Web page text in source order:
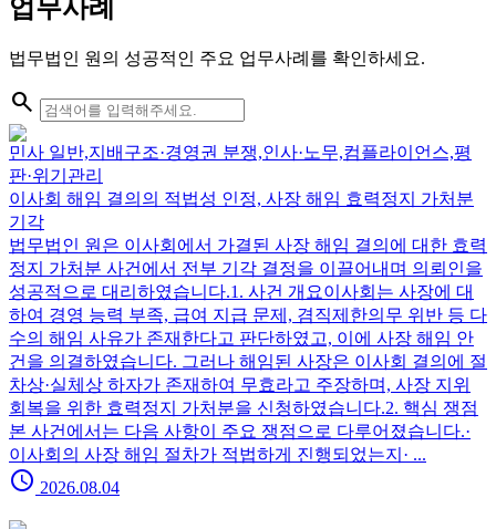
업무사례
법무법인 원의 성공적인 주요 업무사례를 확인하세요.
search
민사 일반,지배구조·경영권 분쟁,인사·노무,컴플라이언스,평
판·위기관리
이사회 해임 결의의 적법성 인정, 사장 해임 효력정지 가처분
기각
법무법인 원은 이사회에서 가결된 사장 해임 결의에 대한 효력
정지 가처분 사건에서 전부 기각 결정을 이끌어내며 의뢰인을
성공적으로 대리하였습니다.1. 사건 개요이사회는 사장에 대
하여 경영 능력 부족, 급여 지급 문제, 겸직제한의무 위반 등 다
수의 해임 사유가 존재한다고 판단하였고, 이에 사장 해임 안
건을 의결하였습니다. 그러나 해임된 사장은 이사회 결의에 절
차상·실체상 하자가 존재하여 무효라고 주장하며, 사장 지위
회복을 위한 효력정지 가처분을 신청하였습니다.2. 핵심 쟁점
본 사건에서는 다음 사항이 주요 쟁점으로 다루어졌습니다.·
이사회의 사장 해임 절차가 적법하게 진행되었는지· ...
schedule 2026.08.04